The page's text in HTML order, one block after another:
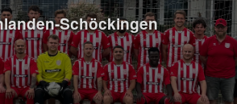
Schöckingen